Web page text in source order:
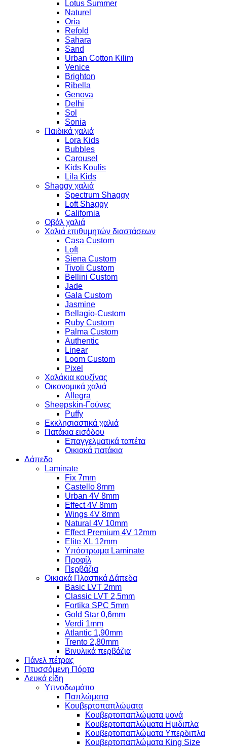
Lotus Summer
Naturel
Oria
Refold
Sahara
Sand
Urban Cotton Kilim
Venice
Brighton
Ribella
Genova
Delhi
Sol
Sonia
Παιδικά χαλιά
Lora Kids
Bubbles
Carousel
Kids Koulis
Lila Kids
Shaggy χαλιά
Spectrum Shaggy
Loft Shaggy
California
Οβάλ χαλιά
Χαλιά επιθυμητών διαστάσεων
Casa Custom
Loft
Siena Custom
Tivoli Custom
Bellini Custom
Jade
Gala Custom
Jasmine
Bellagio-Custom
Ruby Custom
Palma Custom
Authentic
Linear
Loom Custom
Pixel
Χαλάκια κουζίνας
Οικονομικά χαλιά
Allegra
Sheepskin-Γούνες
Puffy
Εκκλησιαστικά χαλιά
Πατάκια εισόδου
Επαγγελματικά ταπέτα
Οικιακά πατάκια
Δάπεδο
Laminate
Fix 7mm
Castello 8mm
Urban 4V 8mm
Effect 4V 8mm
Wings 4V 8mm
Natural 4V 10mm
Effect Premium 4V 12mm
Elite XL 12mm
Υπόστρωμα Laminate
Προφίλ
Περβάζια
Οικιακά Πλαστικά Δάπεδα
Basic LVT 2mm
Classic LVT 2,5mm
Fortika SPC 5mm
Gold Star 0,6mm
Verdi 1mm
Atlantic 1,90mm
Trento 2,80mm
Βινυλικά περβάζια
Πάνελ πέτρας
Πτυσσόμενη Πόρτα
Λευκά είδη
Υπνοδωμάτιο
Παπλώματα
Κουβερτοπαπλώματα
Κουβερτοπαπλώματα μονά
Κουβερτοπαπλώματα Ημιδιπλα
Κουβερτοπαπλώματα Υπερδιπλα
Κουβερτοπαπλώματα King Size